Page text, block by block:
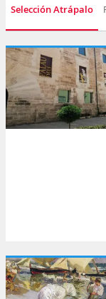
Selección Atrápalo